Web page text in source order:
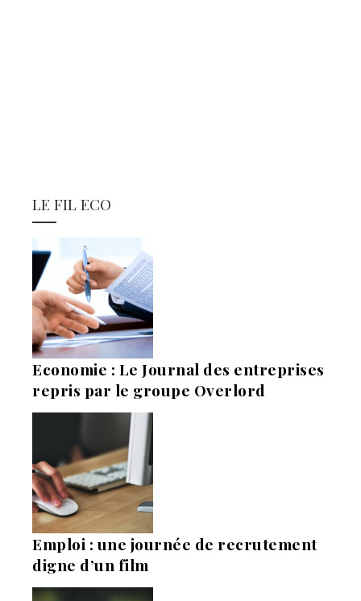
LE FIL ECO
Economie : Le Journal des entreprises
repris par le groupe Overlord
Emploi : une journée de recrutement
digne d’un film